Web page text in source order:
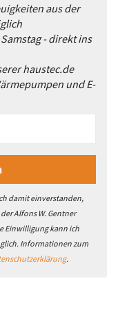
aus der
- direkt ins
haustec.de
und E-
damit einverstanden,
Alfons W. Gentner
Einwilligung kann ich
Informationen zum
.